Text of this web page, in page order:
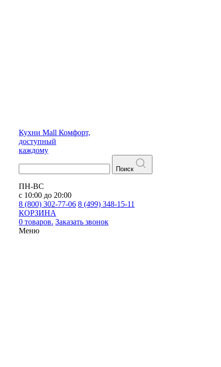
Кухни Mall Комфорт,
доступный
каждому
Поиск
ПН-ВС
с 10:00 до 20:00
8 (800) 302-77-06 8 (499) 348-15-11
КОРЗИНА
0 товаров. Заказать звонок
Меню